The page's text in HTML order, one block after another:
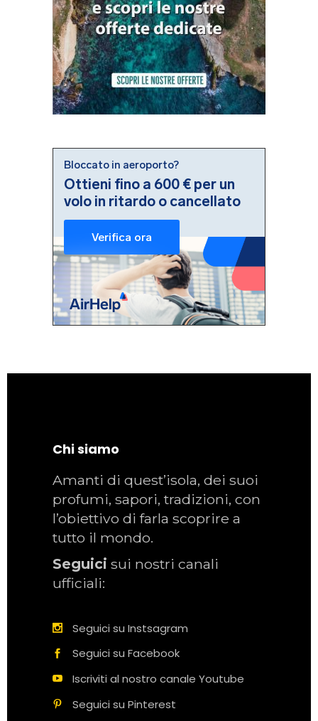
Chi siamo
Amanti di quest’isola, dei suoi
profumi, sapori, tradizioni, con
l’obiettivo di farla scoprire a
tutto il mondo.
Seguici sui nostri canali
ufficiali:
Seguici su Instsagram
Seguici su Facebook
Iscriviti al nostro canale Youtube
Seguici su Pinterest